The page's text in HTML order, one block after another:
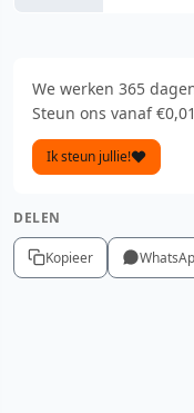
We werken 365
Steun ons vanaf
Ik steun jullie!
DELEN
Kopieer